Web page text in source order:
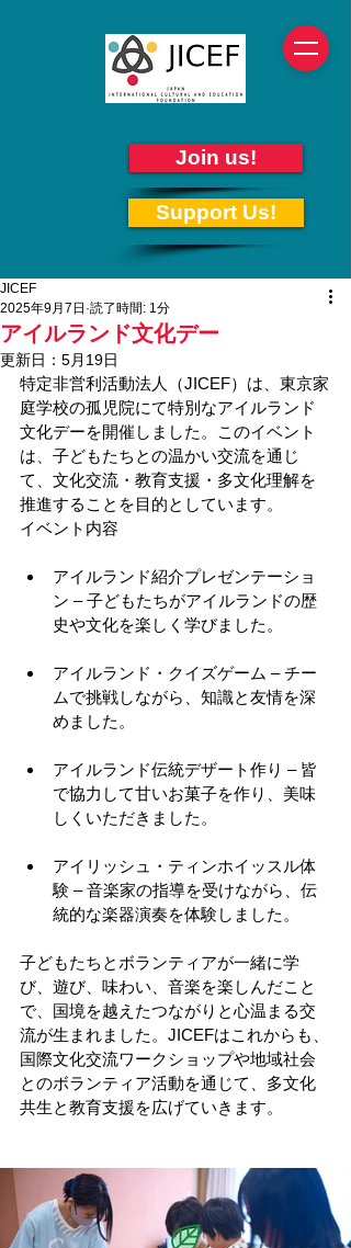
Join us!
Support Us!
アイルランド文化デー
JICEF
2025年9月7日 読了時間: 1分
更新日： 5月19日
特定非営利活動法人（JICEF）は、東京家
庭学校の孤児院にて特別なアイルランド
文化デーを開催しました。このイベント
は、子どもたちとの温かい交流を通じ
て、文化交流・教育支援・多文化理解を
推進することを目的としています。
イベント内容
アイルランド紹介プレゼンテーショ
ン – 子どもたちがアイルランドの歴
史や文化を楽しく学びました。
アイルランド・クイズゲーム – チー
ムで挑戦しながら、知識と友情を深
めました。
アイルランド伝統デザート作り – 皆
で協力して甘いお菓子を作り、美味
しくいただきました。
アイリッシュ・ティンホイッスル体
験 – 音楽家の指導を受けながら、伝
統的な楽器演奏を体験しました。
子どもたちとボランティアが一緒に学
び、遊び、味わい、音楽を楽しんだこと
で、国境を越えたつながりと心温まる交
流が生まれました。JICEFはこれからも、
国際文化交流ワークショップや地域社会
とのボランティア活動を通じて、多文化
共生と教育支援を広げていきます。